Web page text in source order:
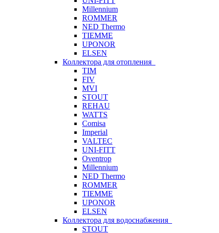
Millennium
ROMMER
NED Thermo
TIEMME
UPONOR
ELSEN
Коллектора для отопления
TIM
FIV
MVI
STOUT
REHAU
WATTS
Comisa
Imperial
VALTEC
UNI-FITT
Oventrop
Millennium
NED Thermo
ROMMER
TIEMME
UPONOR
ELSEN
Коллектора для водоснабжения
STOUT